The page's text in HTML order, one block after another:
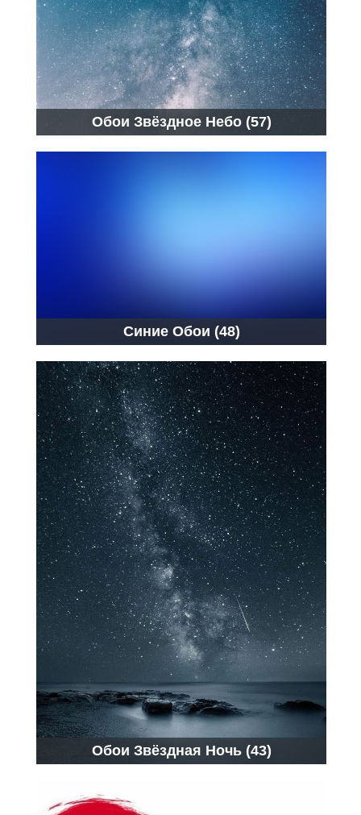
Обои Звёздное Небо (57)
Синие Обои (48)
Обои Звёздная Ночь (43)